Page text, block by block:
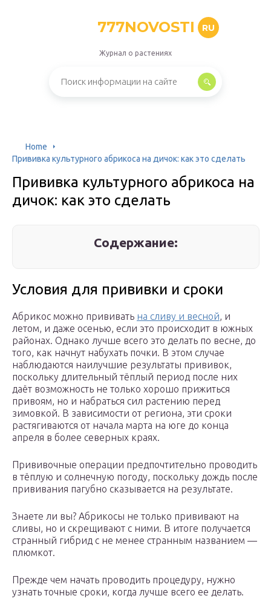
777NOVOSTI RU
Журнал о растениях
Home
Прививка культурного абрикоса на дичок: как это сделать
Прививка культурного абрикоса на
дичок: как это сделать
Содержание:
Условия для прививки и сроки
Абрикос можно прививать на сливу и весной, и
летом, и даже осенью, если это происходит в южных
районах. Однако лучше всего это делать по весне, до
того, как начнут набухать почки. В этом случае
наблюдаются наилучшие результаты прививок,
поскольку длительный тёплый период после них
даёт возможность не только хорошо прижиться
привоям, но и набраться сил растению перед
зимовкой. В зависимости от региона, эти сроки
растягиваются от начала марта на юге до конца
апреля в более северных краях.
Прививочные операции предпочтительно проводить
в тёплую и солнечную погоду, поскольку дождь после
прививания пагубно сказывается на результате.
Знаете ли вы? Абрикосы не только прививают на
сливы, но и скрещивают с ними. В итоге получается
странный гибрид с не менее странным названием —
плюмкот.
Прежде чем начать проводить процедуру, нужно
узнать точные сроки, когда лучше всего ее делать.